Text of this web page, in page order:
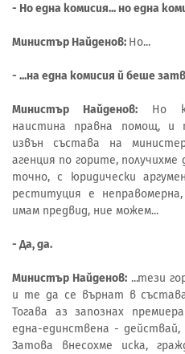
- Но една комисия... но една
Министър Найденов: Но...
- ...на една комисия й беше
Министър Найденов: Но
наистина правна помощ, и
извън състава на
агенция по горите, получихме
точно, с юридически
реституция е
имам предвид, ние можем...
- Да, да.
Министър Найденов:...тези
и те да се върнат в
Тогава аз запознах
една-единствена -
Затова внесохме иска,